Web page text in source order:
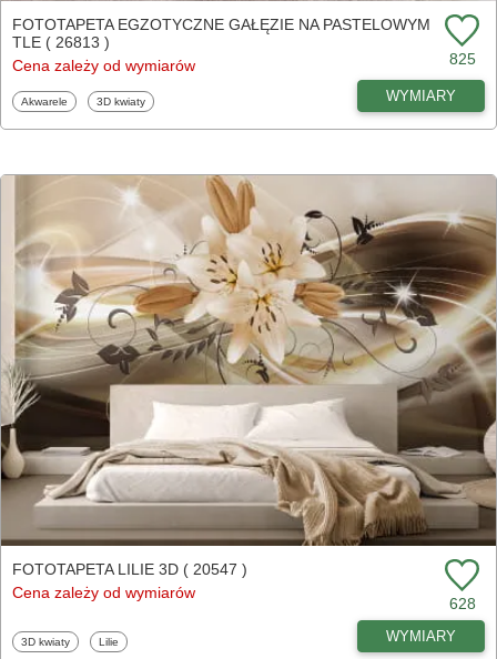
FOTOTAPETA EGZOTYCZNE GAŁĘZIE NA PASTELOWYM
TLE ( 26813 )
Cena zależy od wymiarów
825
Fototapety
Akwarele Fototapety
3D kwiaty WYMIARY
FOTOTAPETA LILIE 3D ( 20547 )
Cena zależy od wymiarów
628
Fototapety
3D kwiaty Fototapety
Lilie WYMIARY